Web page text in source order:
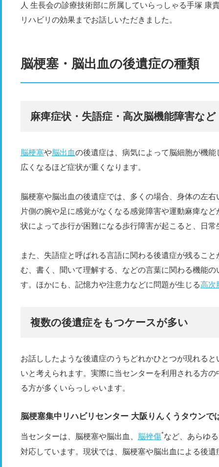
人 生長会の診療技術部に所属していらっしゃる手塚 康
リハビリの効果までお話しいただきました。
脳梗塞・脳出血の後遺症の種類
麻痺症状・失語症・高次脳機能障害など
脳梗塞や脳出血の後遺症は、病気によって脳細胞が機
広くなるほど症状が重くなります。
脳梗塞や脳出血の後遺症では、多くの場合、身体の左
片側の腕や足に感覚がなくなる感覚障害や運動麻痺な
状によって歩行が困難になる歩行障害が起こると、日
また、失語症と呼ばれる言語に関わる後遺症が残るこ
む、書く、聞いて理解する、などの言葉に関わる機能
す。ほかにも、記憶力や注意力などに問題が生じる高次
複数の後遺症をもつケースが多い
お話ししたような後遺症のうちどれかひとつが現れる
いと考えられます。実際に当センターを利用される方
る方が多くいらっしゃいます。
脳梗塞集中リハビリセンター 大阪りんくうタウン
当センターは、脳梗塞や脳出血、 脳挫傷*など、あらゆ
対応しています。現状では、脳梗塞や脳出血による後